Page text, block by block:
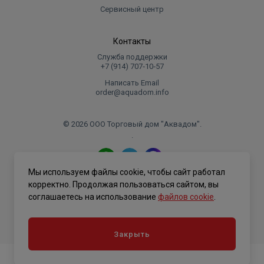
Сервисный центр
Контакты
Служба поддержки
+7 (914) 707‑10‑57
Написать Email
order@aquadom.info
© 2026 ООО Торговый дом "Аквадом".
.
Политика конфиденциальности
Мы используем файлы cookie, чтобы сайт работал
корректно. Продолжая пользоваться сайтом, вы
соглашаетесь на использование файлов cookie
Закрыть